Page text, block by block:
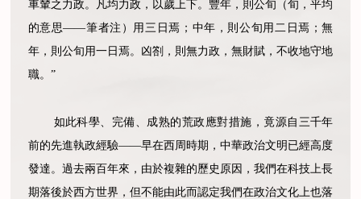
車輦之力政。凡均力政，以歲上下。豐年，則公旬（旬，平均
的意思——筆者注）用三日焉；中年，則公旬用二日焉；無
年，則公旬用一日焉。凶劄，則無力政，無財賦，不收地守地
職。”
如此科學、完備、成熟的荒政應對措施，竟源自三千年
前的先進執政經驗——早在西周時期，中華政治文明已經高度
發達。過去兩百年來，由於複雜的歷史原因，我們在科技上長
期落後於西方世界，但不能由此而認定我們在政治文化上也落